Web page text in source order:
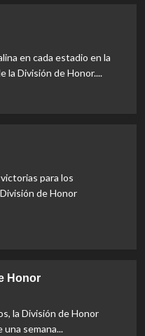
en cada estadio en la
la División de Honor....
para los
de Honor
Honor
la División de Honor
una semana...